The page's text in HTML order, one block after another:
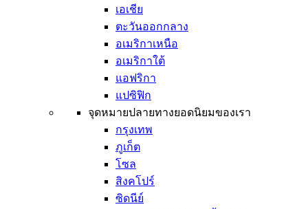
เอเชีย
ตะวันออกกลาง
อเมริกาเหนือ
อเมริกาใต้
แอฟริกา
แปซิฟิก
จุดหมายปลายทางยอดนิยมของเรา
กรุงเทพ
ภูเก็ต
โซล
สิงคโปร์
ซิดนีย์